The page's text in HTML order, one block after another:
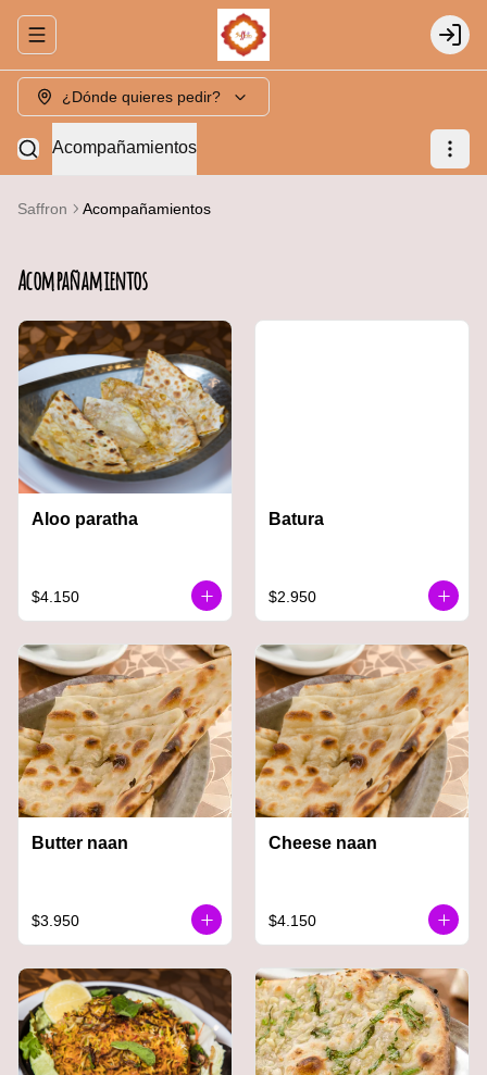
Abrir menu de navegación Login
¿Dónde quieres pedir?
Acompañamientos
Saffron Acompañamientos
Acompañamientos
Aloo paratha
$4.150
Batura
$2.950
Butter naan
$3.950
Cheese naan
$4.150